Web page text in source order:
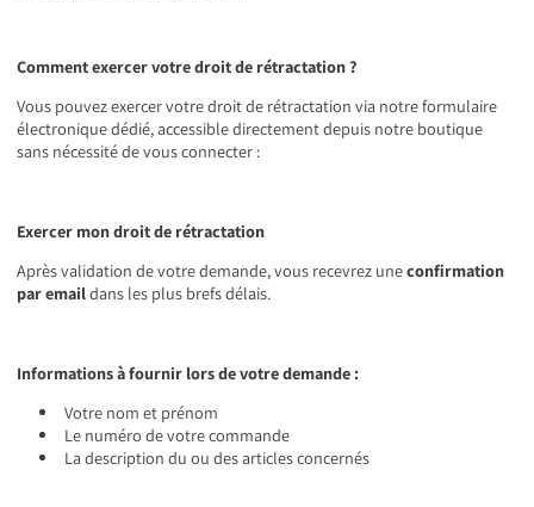
Comment exercer votre droit de rétractation ?
Vous pouvez exercer votre droit de rétractation via notre formulaire
électronique dédié, accessible directement depuis notre boutique
sans nécessité de vous connecter :
Exercer mon droit de rétractation
Après validation de votre demande, vous recevrez uneconfirmation
par emaildans les plus brefs délais.
Informations à fournir lors de votre demande :
Votre nom et prénom
Le numéro de votre commande
La description du ou des articles concernés